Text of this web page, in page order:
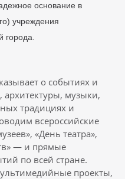
основание в
учреждения
города.
о событиях и
архитектуры, музыки,
традициях и
всероссийские
«День театра»,
— и прямые
по всей стране.
проекты,